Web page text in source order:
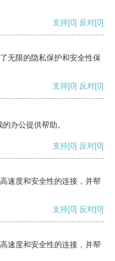
支持[0] 反对[0]
无限的隐私保护和安全性保
支持[0] 反对[0]
办公提供帮助。
支持[0] 反对[0]
速度和安全性的连接，并帮
支持[0] 反对[0]
速度和安全性的连接，并帮